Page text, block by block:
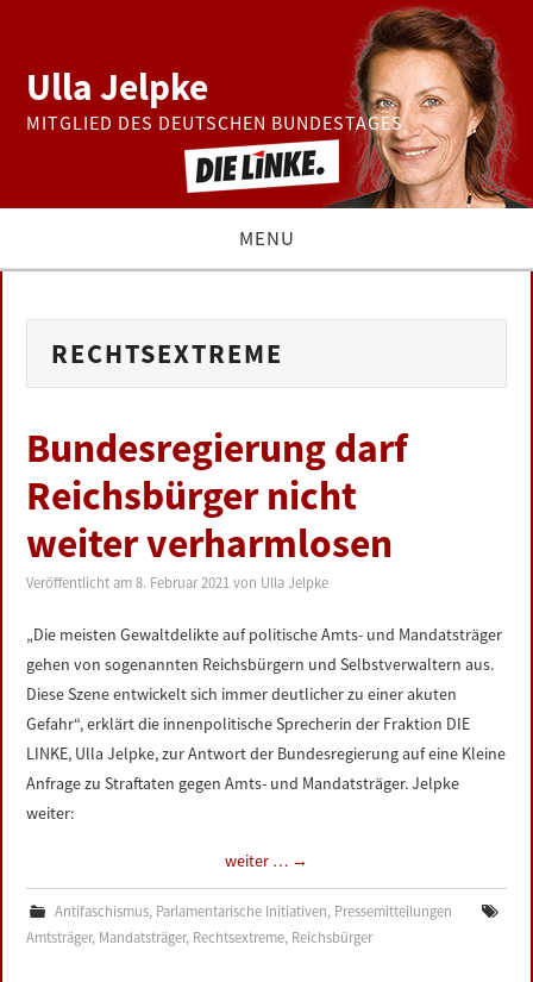
Ulla Jelpke
MITGLIED DES DEUTSCHEN BUNDESTAGES
MENU
BUNDESTAG
ZUR PERSON
LINKS
IMPRESSUM
RECHTSEXTREME
Bundesregierung darf
Reichsbürger nicht
weiter verharmlosen
Veröffentlicht am8. Februar 2021 von Ulla Jelpke
„Die meisten Gewaltdelikte auf politische Amts- und Mandatsträger
gehen von sogenannten Reichsbürgern und Selbstverwaltern aus.
Diese Szene entwickelt sich immer deutlicher zu einer akuten
Gefahr“, erklärt die innenpolitische Sprecherin der Fraktion DIE
LINKE, Ulla Jelpke, zur Antwort der Bundesregierung auf eine Kleine
Anfrage zu Straftaten gegen Amts- und Mandatsträger. Jelpke
weiter:
weiter … →
Antifaschismus, Parlamentarische Initiativen, Pressemitteilungen
Amtsträger, Mandatsträger, Rechtsextreme, Reichsbürger